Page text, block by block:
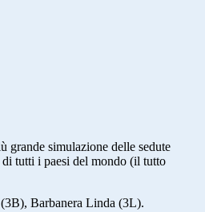
grande simulazione delle sedute
tutti i paesi del mondo (il tutto
Barbanera Linda (3L).